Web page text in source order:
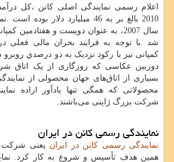
اعلام رسمی نمایندگی اصلی کانن ،کل
2010 بالغ بر به 46 ميليارد دلار بوده است
.
سال 2007، به عنوان دویست و هفتادمین
شد .با توجه به فرایند بحران مالی فعلی
کمپانی نیز با رکود نزدیک به دو درصدي
دوربین عکاسی که روزگاری از یک اتاق
بسیاری از اتاق‌های جهان محصولی از
محصولاتی که همگی تنها یادآور اراده
شرکت بزرگ ژاپنی می‌باشند.
نمایندگی رسمی کانن در ایران
نمایندگی رسمی کانن در ایران یعنی شرکت
همین هدف تأسیس و شروع به کار کرد.